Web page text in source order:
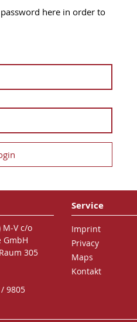
here in order to
M-V c/o
GmbH
305
9805
Service
Imprint
Privacy
Maps
Kontakt